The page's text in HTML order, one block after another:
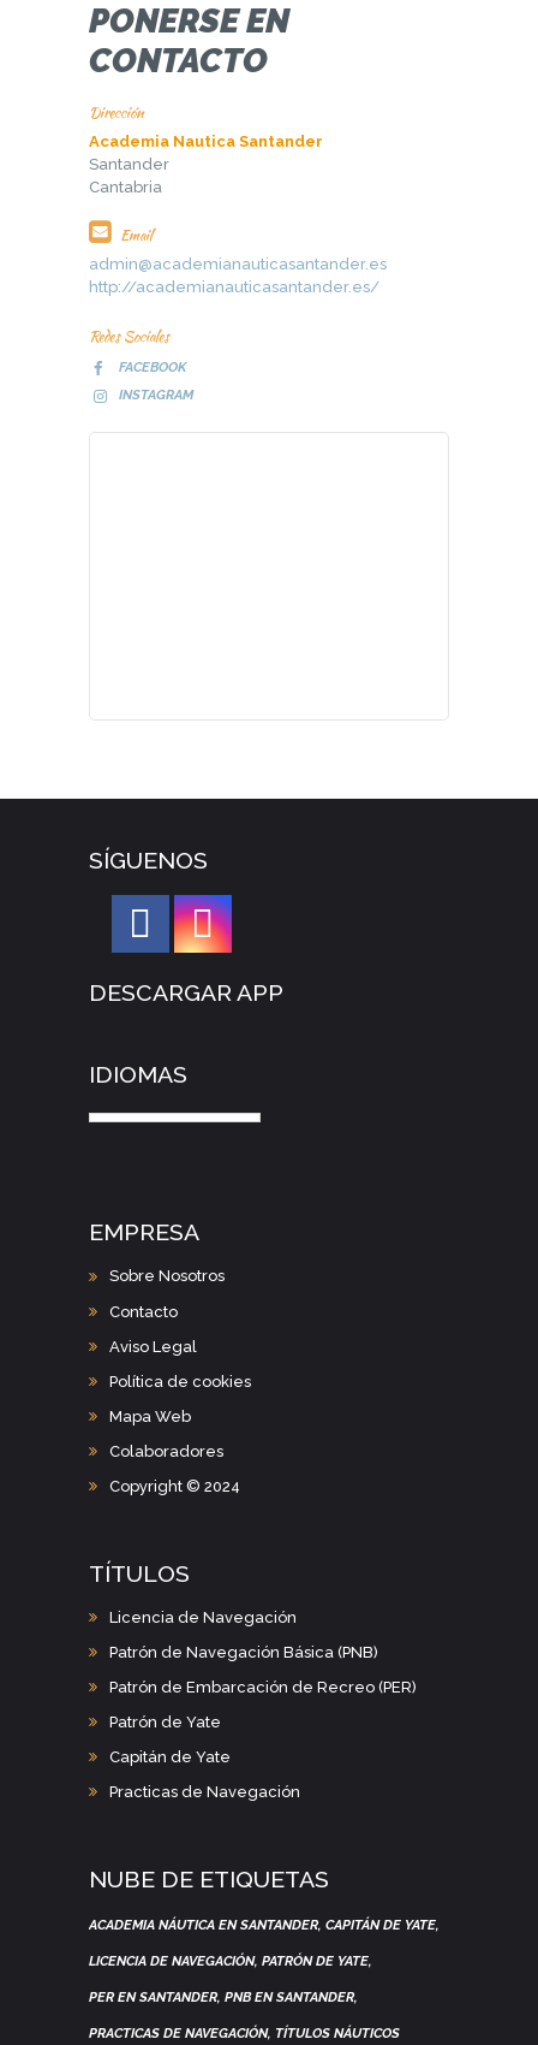
PONERSE EN
CONTACTO
Dirección
Academia Nautica Santander
Santander
Cantabria
Email
admin@academianauticasantander.es
http://academianauticasantander.es/
Redes Sociales
FACEBOOK
INSTAGRAM
SÍGUENOS
DESCARGAR APP
IDIOMAS
EMPRESA
Sobre Nosotros
Contacto
Aviso Legal
Política de cookies
Mapa Web
Colaboradores
Copyright © 2024
TÍTULOS
Licencia de Navegación
Patrón de Navegación Básica (PNB)
Patrón de Embarcación de Recreo (PER)
Patrón de Yate
Capitán de Yate
Practicas de Navegación
NUBE DE ETIQUETAS
ACADEMIA NÁUTICA EN SANTANDER CAPITÁN DE YATE
LICENCIA DE NAVEGACIÓN PATRÓN DE YATE
PER EN SANTANDER PNB EN SANTANDER
PRACTICAS DE NAVEGACIÓN TÍTULOS NÁUTICOS